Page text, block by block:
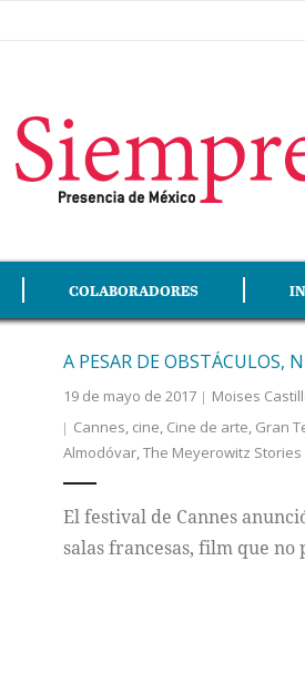
COLABORADORES
A PESAR DE OBSTÁCULOS,
19 de mayo de 2017 Moises
Cannes, cine, Cine de arte, Gran
Almodóvar,The Meyerowitz Stories
El festival de Cannes
salas francesas, film que